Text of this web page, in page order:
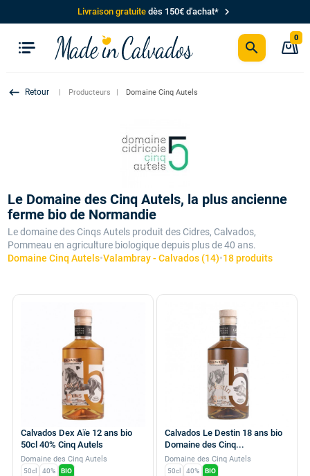
Livraison gratuitedès 150€ d'achat* chevron_right
search
0
keyboard_backspace Producteurs Domaine Cinq Autels
Le Domaine des Cinq Autels, la plus ancienne
ferme bio de Normandie
Le domaine des Cinqs Autels produit des Cidres, Calvados,
Pommeau en agriculture biologique depuis plus de 40 ans.
Domaine Cinq Autels•Valambray - Calvados (14)•18 produits
Calvados Dex Aïe 12 ans bio
50cl 40% Cinq Autels
Domaine des Cinq Autels
50cl 40% BIO
Calvados Le Destin 18 ans bio
Domaine des Cinq...
Domaine des Cinq Autels
50cl 40% BIO